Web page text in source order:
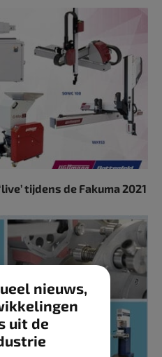
tijdens de Fakuma 2021
nieuws,
uit de